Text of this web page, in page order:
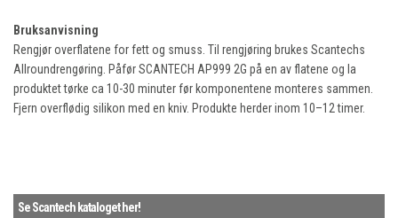
Bruksanvisning
Rengjør overflatene for fett og smuss. Til rengjøring brukes Scantechs
Allroundrengøring. Påfør SCANTECH AP999 2G på en av flatene og la
produktet tørke ca 10-30 minuter før komponentene monteres sammen.
Fjern overflødig silikon med en kniv. Produkte herder inom 10–12 timer.
Se Scantech kataloget her!